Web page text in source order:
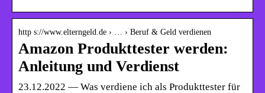
http s://www.elterngeld.de › … › Beruf & Geld verdienen
Amazon Produkttester werden:
Anleitung und Verdienst
23.12.2022 — Was verdiene ich als Produkttester für